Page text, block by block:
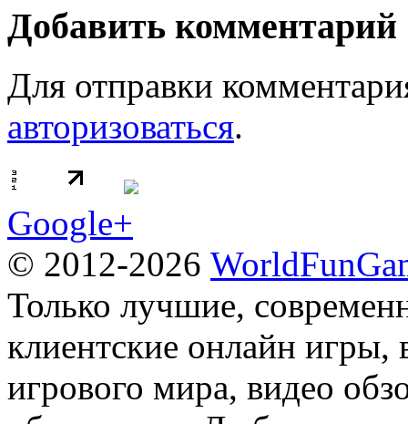
Добавить комментарий
Для отправки
авторизоваться.
Google+
© 2012-2026
Только лучшие,
клиентские онлайн игры,
игрового мира, видео